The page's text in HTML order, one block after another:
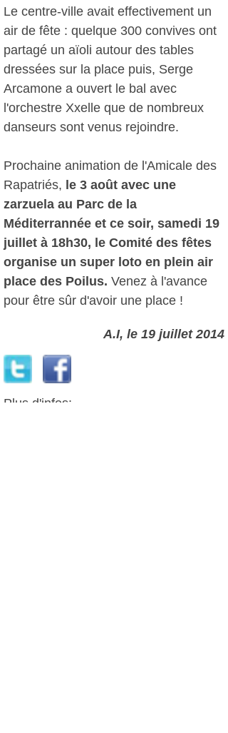
Le centre-ville avait effectivement un
air de fête : quelque 300 convives ont
partagé un aïoli autour des tables
dressées sur la place puis, Serge
Arcamone a ouvert le bal avec
l'orchestre Xxelle que de nombreux
danseurs sont venus rejoindre.
Prochaine animation de l'Amicale des
Rapatriés, le 3 août avec une
zarzuela au Parc de la
Méditerrannée et ce soir, samedi 19
juillet à 18h30, le Comité des fêtes
organise un super loto en plein air
place des Poilus. Venez à l'avance
pour être sûr d'avoir une place !
A.I, le 19 juillet 2014
Plus d'infos: